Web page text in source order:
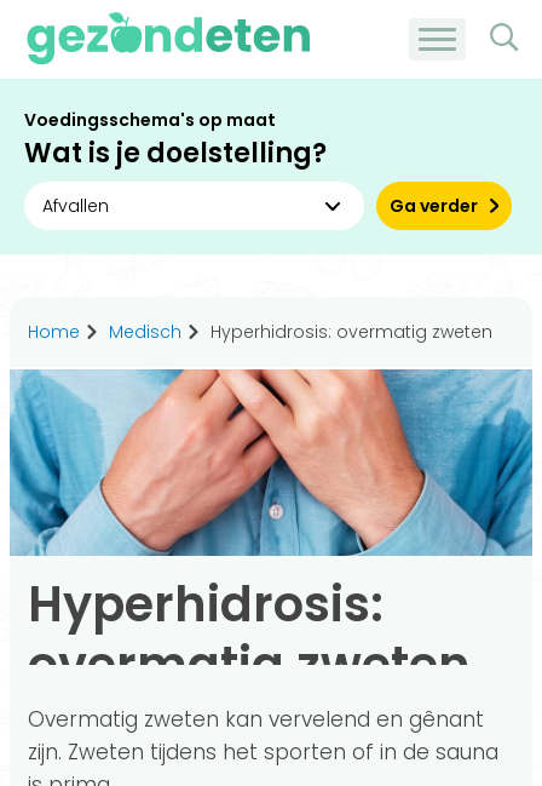
Voedingsschema's op maat
Wat is je doelstelling?
Ga verder
Home Medisch Hyperhidrosis: overmatig zweten
Hyperhidrosis:
overmatig zweten
Overmatig zweten kan vervelend en gênant
zijn. Zweten tijdens het sporten of in de sauna